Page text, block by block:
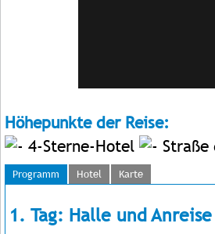
Höhepunkte der Reise:
4-Sterne-Hotel
Straße
Programm Hotel Karte
1. Tag: Halle und Anreise